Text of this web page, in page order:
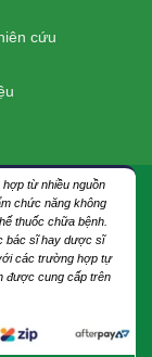
cứu
từ nhiều nguồn
chức năng không
thuốc chữa bệnh.
bác sĩ hay dược sĩ
các trường hợp tự
được cung cấp trên